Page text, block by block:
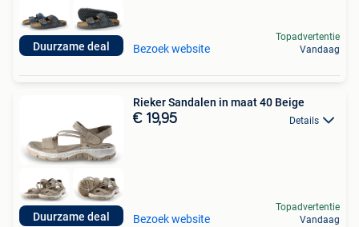
Duurzame deal Bezoek website
Topadvertentie
Vandaag
Duurzame deal
Rieker Sandalen in maat 40 Beige
€ 19,95 Details
Bezoek website
Topadvertentie
Vandaag